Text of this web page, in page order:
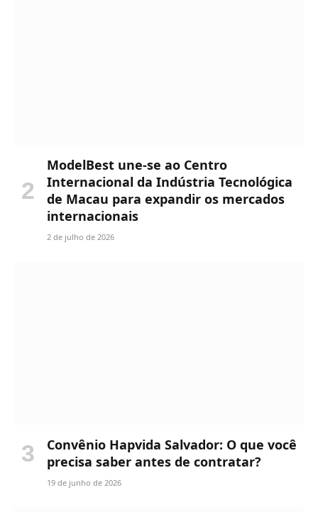
ModelBest une-se ao Centro
Internacional da Indústria Tecnológica
de Macau para expandir os mercados
internacionais
2 de julho de 2026
Convênio Hapvida Salvador: O que você
precisa saber antes de contratar?
19 de junho de 2026